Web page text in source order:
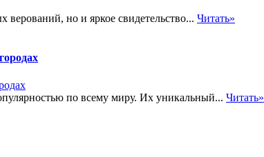
верований, но и яркое свидетельство... Читать»
по всему миру. Их уникальный... Читать»